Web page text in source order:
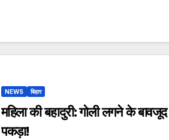
NEWS बिहार
महिला की बहादुरी: गोली लगने के
पकड़ा!